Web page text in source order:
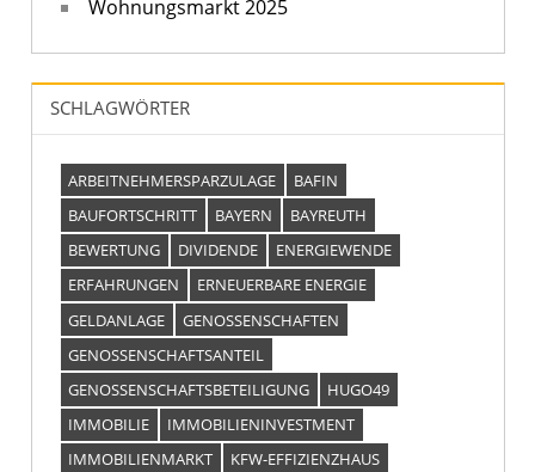
Wohnungsmarkt 2025
SCHLAGWÖRTER
ARBEITNEHMERSPARZULAGE
BAFIN
BAUFORTSCHRITT
BAYERN
BAYREUTH
BEWERTUNG
DIVIDENDE
ENERGIEWENDE
ERFAHRUNGEN
ERNEUERBARE ENERGIE
GELDANLAGE
GENOSSENSCHAFTEN
GENOSSENSCHAFTSANTEIL
GENOSSENSCHAFTSBETEILIGUNG
HUGO49
IMMOBILIE
IMMOBILIENINVESTMENT
IMMOBILIENMARKT
KFW-EFFIZIENZHAUS